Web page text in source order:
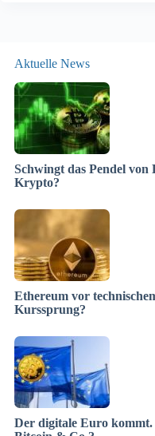
Aktuelle News
Schwingt das Pendel
Krypto?
Ethereum vor
Kurssprung?
Der digitale Euro kommt.